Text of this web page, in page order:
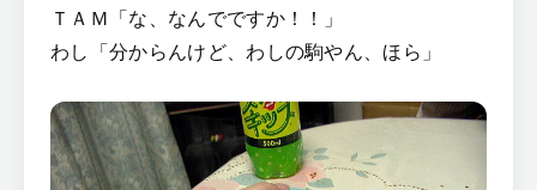
ＴＡＭ「な、なんでですか！！」
わし「分からんけど、わしの駒やん、ほら」